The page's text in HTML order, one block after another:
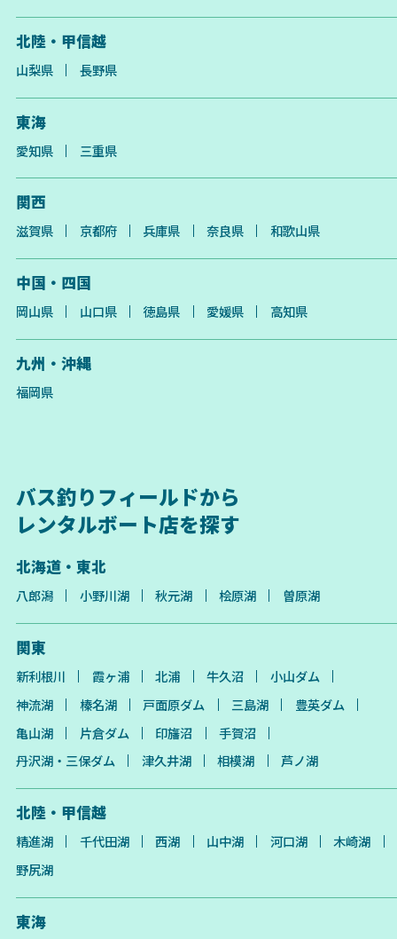
北陸・甲信越
山梨県 長野県
東海
愛知県 三重県
関西
滋賀県 京都府 兵庫県 奈良県 和歌山県
中国・四国
岡山県 山口県 徳島県 愛媛県 高知県
九州・沖縄
福岡県
バス釣りフィールドから
レンタルボート店を探す
北海道・東北
八郎潟 小野川湖 秋元湖 桧原湖 曽原湖
関東
新利根川 霞ヶ浦 北浦 牛久沼
小山ダム
神流湖
榛名湖 戸面原ダム 三島湖
豊英ダム
亀山湖
片倉ダム 印旛沼
手賀沼
丹沢湖・三保ダム
津久井湖 相模湖 芦ノ湖
北陸・甲信越
精進湖 千代田湖 西湖 山中湖 河口湖
木崎湖
野尻湖
東海